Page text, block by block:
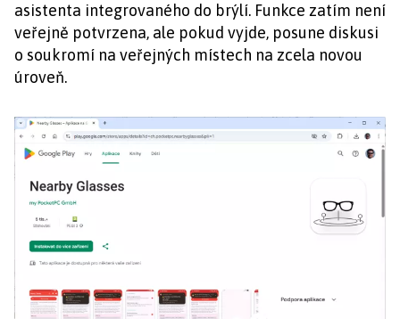
asistenta integrovaného do brýlí. Funkce zatím není
veřejně potvrzena, ale pokud vyjde, posune diskusi
o soukromí na veřejných místech na zcela novou
úroveň.